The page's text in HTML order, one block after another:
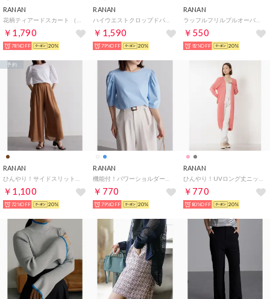
RANAN
花柄ティアードスカート （ブラックケイ）
￥1,790
78%OFF 20%
RANAN
ハイウエストクロップドパンツ （カーキ）
￥1,590
79%OFF 20%
RANAN
ラッフルフリルプルオーバー （ライトグリーン）
￥550
92%OFF 20%
RANAN
￥1,100
予約
72%OFF 20%
RANAN
￥770
79%OFF 20%
RANAN
￥770
80%OFF 20%